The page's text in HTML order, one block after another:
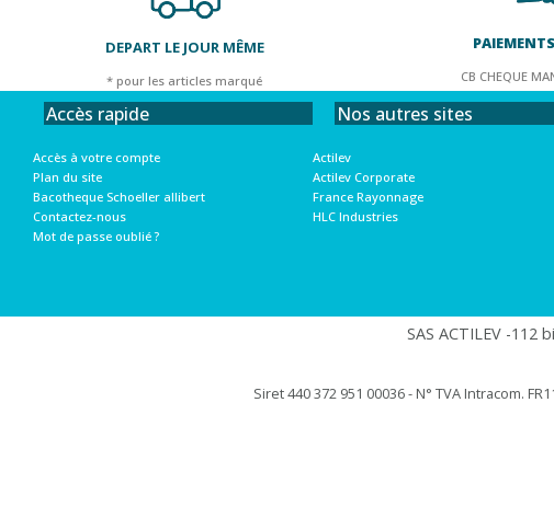
DEPART LE JOUR MÊME
* pour les articles marqué CB CHEQUE
Accès rapide
Accès à votre compte
Plan du site
Bacotheque Schoeller allibert
Contactez-nous
Mot de passe oublié ?
Nos autres sites
Actilev
Actilev Corporate
France Rayonnage
HLC Industries
SAS ACTILEV -112
Siret 440 372 951 00036 - N° TVA Intracom.